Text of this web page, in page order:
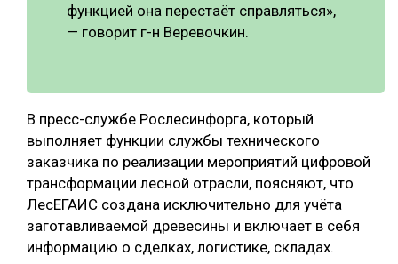
функцией она перестаёт справляться»,
— говорит г-н Веревочкин.
В пресс-службе Рослесинфорга, который
выполняет функции службы технического
заказчика по реализации мероприятий цифровой
трансформации лесной отрасли, поясняют, что
ЛесЕГАИС создана исключительно для учёта
заготавливаемой древесины и включает в себя
информацию о сделках, логистике, складах.